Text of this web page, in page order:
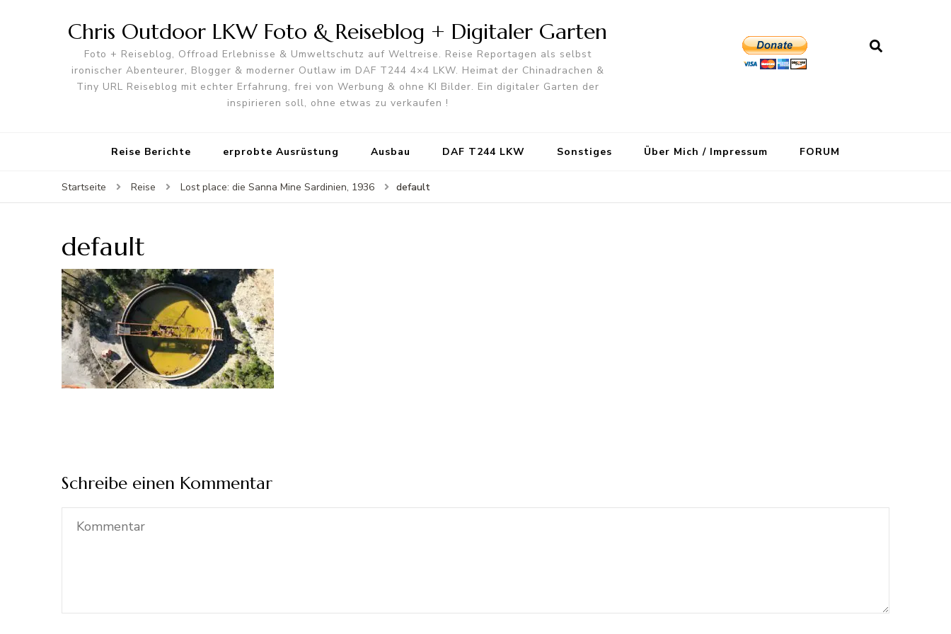
Chris Outdoor LKW Foto & Reiseblog + Digitaler Garten
Foto + Reiseblog, Offroad Erlebnisse & Umweltschutz auf Weltreise. Reise Reportagen als selbst
ironischer Abenteurer, Blogger & moderner Outlaw im DAF T244 4×4 LKW. Heimat der Chinadrachen &
Tiny URL Reiseblog mit echter Erfahrung, frei von Werbung & ohne KI Bilder. Ein digitaler Garten der
inspirieren soll, ohne etwas zu verkaufen !
Reise Berichte erprobte Ausrüstung Ausbau DAF T244 LKW Sonstiges Über Mich / Impressum FORUM
Startseite Reise Lost place: die Sanna Mine Sardinien, 1936 default
default
Schreibe einen Kommentar